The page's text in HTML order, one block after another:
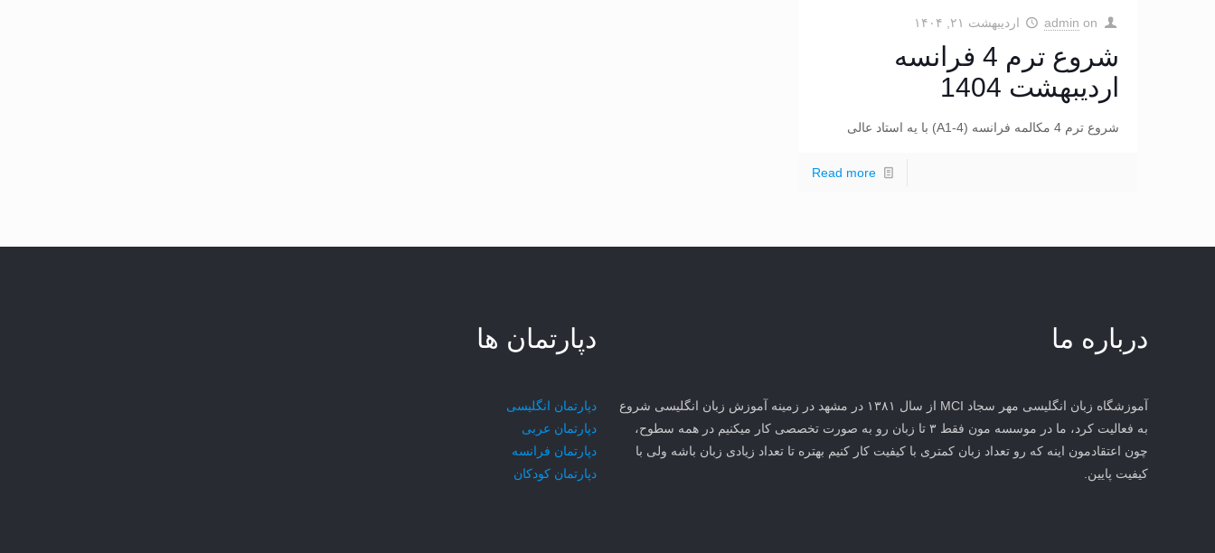
admin on اردیبهشت ۲۱, ۱۴۰۴
شروع ترم 4 فرانسه
اردیبهشت 1404
شروع ترم 4 مکالمه فرانسه (A1-4) با یه استاد عالی
Read more
درباره ما
آموزشگاه زبان انگلیسی مهر سجاد MCI از سال ۱۳۸۱ در مشهد در زمینه آموزش زبان انگلیسی شروع
به فعالیت کرد، ما در موسسه مون فقط ۳ تا زبان رو به صورت تخصصی کار میکنیم در همه سطوح،
چون اعتقادمون اینه که رو تعداد زبان کمتری با کیفیت کار کنیم بهتره تا تعداد زیادی زبان باشه ولی با
کیفیت پایین.
دپارتمان ها
دپارتمان انگلیسی
دپارتمان عربی
دپارتمان فرانسه
دپارتمان کودکان